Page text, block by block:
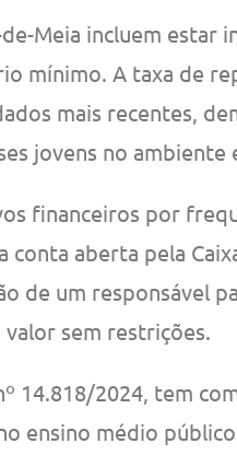
Meia incluem estar
mínimo. A taxa de
mais recentes,
jovens no ambiente
financeiros por
conta aberta pela
de um responsável
sem restrições.
14.818/2024, tem
ensino médio